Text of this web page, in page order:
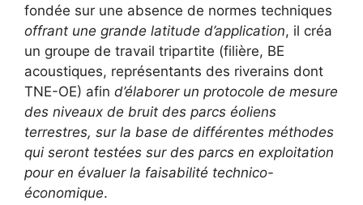
fondée sur une absence de normes techniques
offrant une grande latitude d’application, il créa
un groupe de travail tripartite (filière, BE
acoustiques, représentants des riverains dont
TNE-OE) afin d’élaborer un protocole de mesure
des niveaux de bruit des parcs éoliens
terrestres, sur la base de différentes méthodes
qui seront testées sur des parcs en exploitation
pour en évaluer la faisabilité technico-
économique.